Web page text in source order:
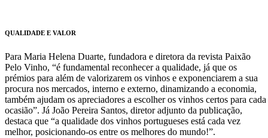
QUALIDADE E VALOR
Para Maria Helena Duarte, fundadora e diretora da revista Paixão
Pelo Vinho, “é fundamental reconhecer a qualidade, já que os
prémios para além de valorizarem os vinhos e exponenciarem a sua
procura nos mercados, interno e externo, dinamizando a economia,
também ajudam os apreciadores a escolher os vinhos certos para cada
ocasião”. Já João Pereira Santos, diretor adjunto da publicação,
destaca que “a qualidade dos vinhos portugueses está cada vez
melhor, posicionando-os entre os melhores do mundo!”.